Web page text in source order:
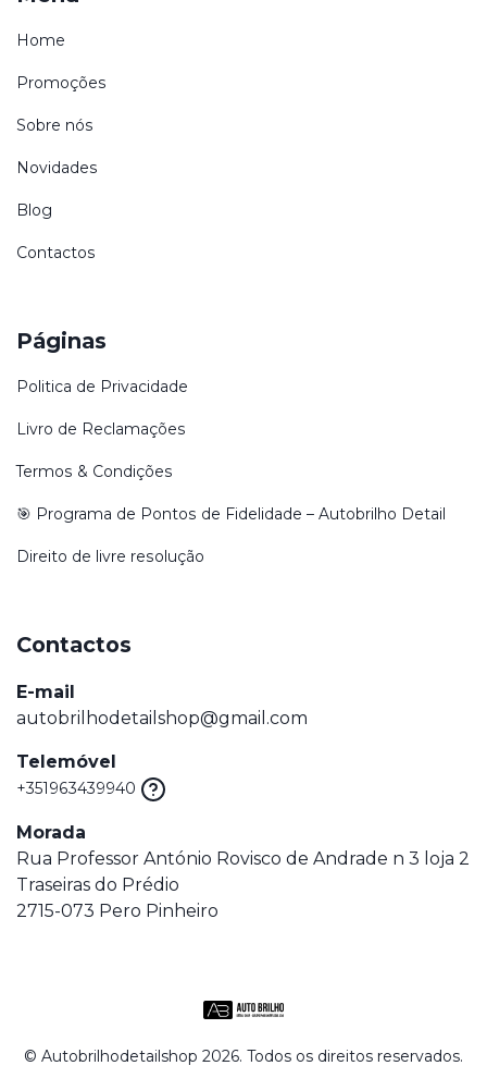
© Autobrilhodetailshop 2026. Todos os direitos reservados.
Home
Promoções
Sobre nós
Novidades
Blog
Contactos
Páginas
Politica de Privacidade
Livro de Reclamações
Termos & Condições
🎯 Programa de Pontos de Fidelidade – Autobrilho Detail
Direito de livre resolução
Contactos
E-mail
autobrilhodetailshop@gmail.com
Telemóvel
+351963439940
Morada
Rua Professor António Rovisco de Andrade n 3 loja 2
Traseiras do Prédio
2715-073 Pero Pinheiro